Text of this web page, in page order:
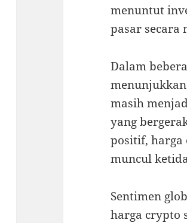
menuntut
pasar secara
Dalam
masih
yang
positif, harga
muncul
Sentimen
harga crypto